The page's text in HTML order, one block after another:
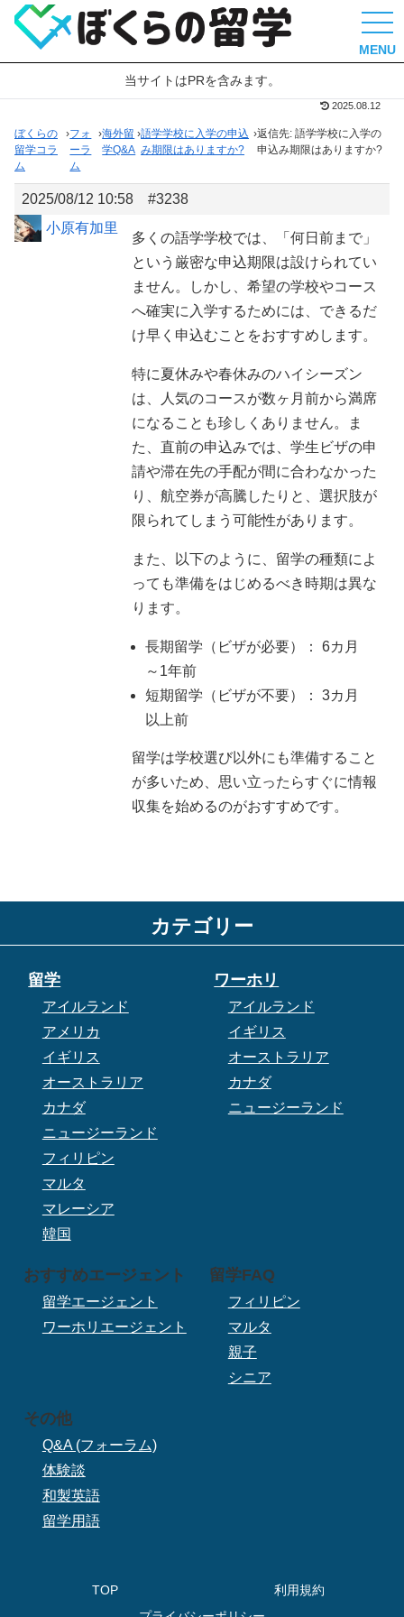
MENU
当サイトはPRを含みます。
2025.08.12
ぼくらの
留学コラ
ム
›フォ
ーラ
ム
›海外留
学Q&A
›語学学校に入学の申込
み期限はありますか?
›返信先: 語学学校に入学の
申込み期限はありますか?
2025/08/12 10:58
#3238
小原有加里
多くの語学学校では、「何日前まで」
という厳密な申込期限は設けられてい
ません。しかし、希望の学校やコース
へ確実に入学するためには、できるだ
け早く申込むことをおすすめします。
特に夏休みや春休みのハイシーズン
は、人気のコースが数ヶ月前から満席
になることも珍しくありません。ま
た、直前の申込みでは、学生ビザの申
請や滞在先の手配が間に合わなかった
り、航空券が高騰したりと、選択肢が
限られてしまう可能性があります。
また、以下のように、留学の種類によ
っても準備をはじめるべき時期は異な
ります。
長期留学（ビザが必要）： 6カ月
～1年前
短期留学（ビザが不要）： 3カ月
以上前
留学は学校選び以外にも準備すること
が多いため、思い立ったらすぐに情報
収集を始めるのがおすすめです。
カテゴリー
留学
アイルランド
アメリカ
イギリス
オーストラリア
カナダ
ニュージーランド
フィリピン
マルタ
マレーシア
韓国
ワーホリ
アイルランド
イギリス
オーストラリア
カナダ
ニュージーランド
おすすめエージェント
留学エージェント
ワーホリエージェント
留学FAQ
フィリピン
マルタ
親子
シニア
その他
Q&A (フォーラム)
体験談
和製英語
留学用語
TOP
利用規約